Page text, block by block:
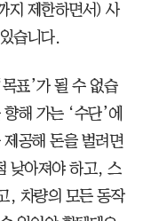
지 제한하면서) 사
습니다.
표’가 될 수 없습
해 가는 ‘수단’에
공해 돈을 벌려면
낮아져야 하고, 스
, 차량의 모든 동작